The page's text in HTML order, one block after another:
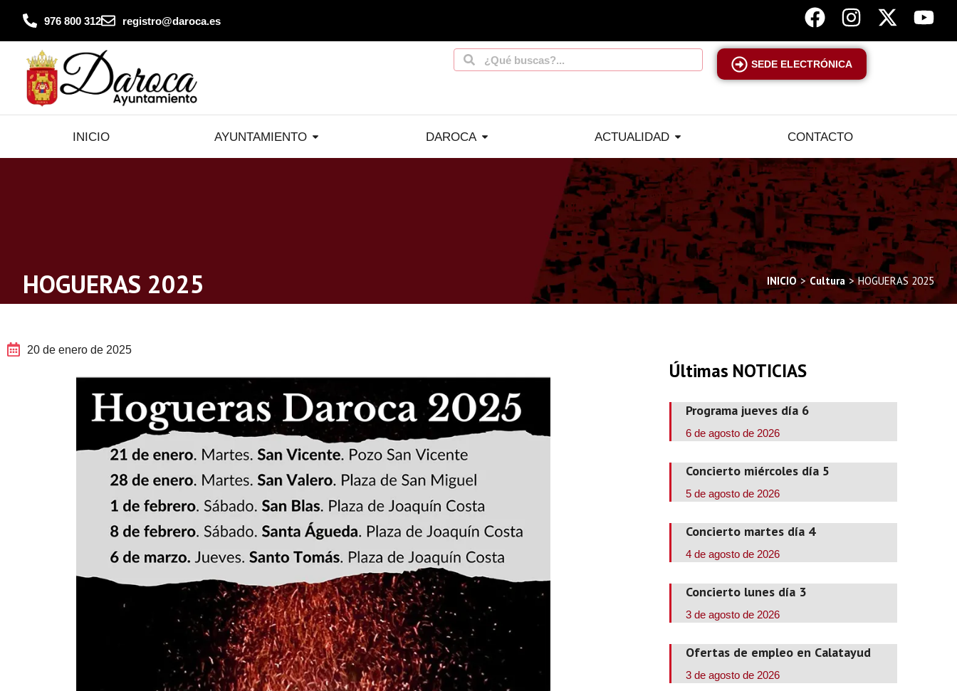
976 800 312 registro@daroca.es
SEDE ELECTRÓNICA
INICIO AYUNTAMIENTO DAROCA ACTUALIDAD CONTACTO
HOGUERAS 2025 You are here: INICIO Cultura HOGUERAS 2025
20 de enero de 2025
Últimas NOTICIAS
Programa jueves día 6
6 de agosto de 2026
Concierto miércoles día 5
5 de agosto de 2026
Concierto martes día 4
4 de agosto de 2026
Concierto lunes día 3
3 de agosto de 2026
Ofertas de empleo en Calatayud
3 de agosto de 2026